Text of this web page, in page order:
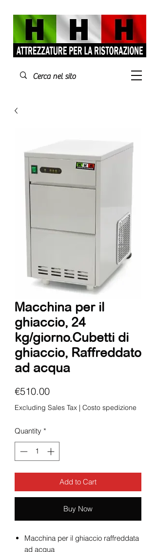
Macchina per il
ghiaccio, 24
kg/giorno.Cubetti di
ghiaccio, Raffreddato
ad acqua
€510.00Price
Excluding Sales Tax | Costo spedizione
Quantity *
Add to Cart
Buy Now
Macchina per il ghiaccio raffreddata
ad acqua